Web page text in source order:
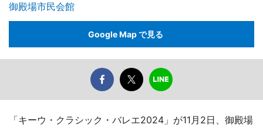
御殿場市民会館
Google Map で見る
「キーウ・クラシック・バレエ2024」が11月2日、御殿場